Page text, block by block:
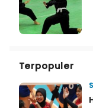
Terpopuler